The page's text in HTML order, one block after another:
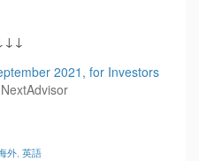
2021, for Investors
NextAdvisor
外 英語